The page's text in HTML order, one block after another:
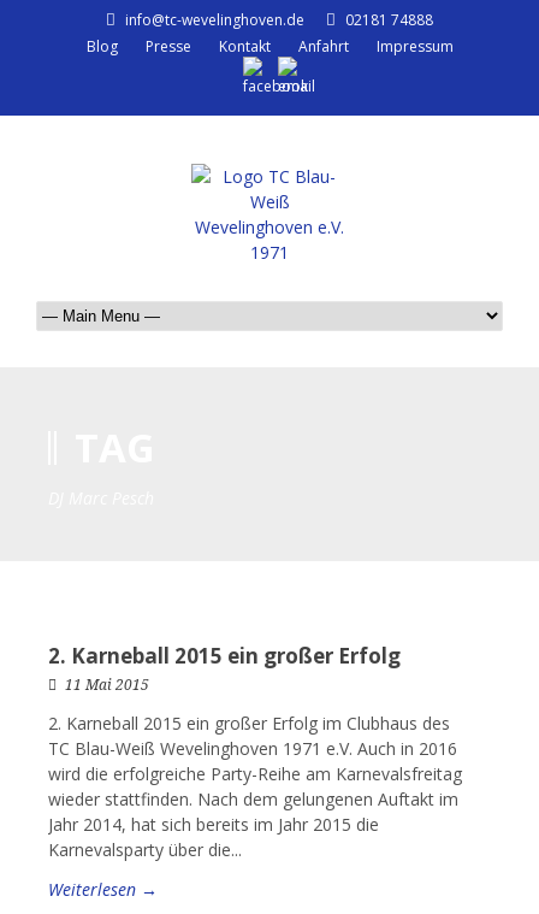
info@tc-wevelinghoven.de
02181 74888
Blog
Presse Kontakt Anfahrt Impressum
2. Karneball 2015 ein großer Erfolg
11 Mai 2015
2. Karneball 2015 ein großer Erfolg im Clubhaus des
TC Blau-Weiß Wevelinghoven 1971 e.V. Auch in 2016
wird die erfolgreiche Party-Reihe am Karnevalsfreitag
wieder stattfinden. Nach dem gelungenen Auftakt im
Jahr 2014, hat sich bereits im Jahr 2015 die
Karnevalsparty über die...
Weiterlesen →